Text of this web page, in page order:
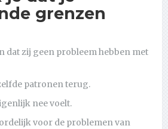
grenzen
dat zij geen probleem hebben met
patronen terug.
nee voelt.
voor de problemen van